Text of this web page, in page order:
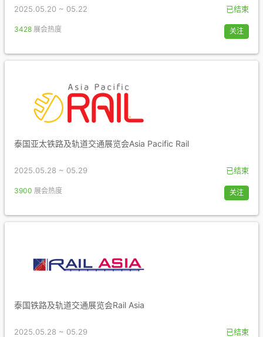
2025.05.20 ~ 05.22 已结束
3428 展会热度 关注
泰国亚太铁路及轨道交通展览会Asia Pacific Rail
2025.05.28 ~ 05.29 已结束
3900 展会热度 关注
泰国铁路及轨道交通展览会Rail Asia
2025.05.28 ~ 05.29 已结束